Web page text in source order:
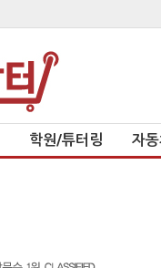
학원/튜터링 자